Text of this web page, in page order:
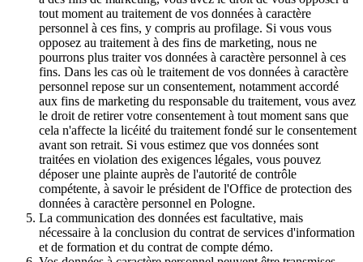
tout moment au traitement de vos données à caractère
personnel à ces fins, y compris au profilage. Si vous vous
opposez au traitement à des fins de marketing, nous ne
pourrons plus traiter vos données à caractère personnel à ces
fins. Dans les cas où le traitement de vos données à caractère
personnel repose sur un consentement, notamment accordé
aux fins de marketing du responsable du traitement, vous avez
le droit de retirer votre consentement à tout moment sans que
cela n'affecte la licéité du traitement fondé sur le consentement
avant son retrait. Si vous estimez que vos données sont
traitées en violation des exigences légales, vous pouvez
déposer une plainte auprès de l'autorité de contrôle
compétente, à savoir le président de l'Office de protection des
données à caractère personnel en Pologne.
La communication des données est facultative, mais
nécessaire à la conclusion du contrat de services d'information
et de formation et du contrat de compte démo.